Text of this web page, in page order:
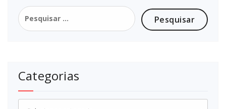
Pesquisar
por:
Categorias
Categorias